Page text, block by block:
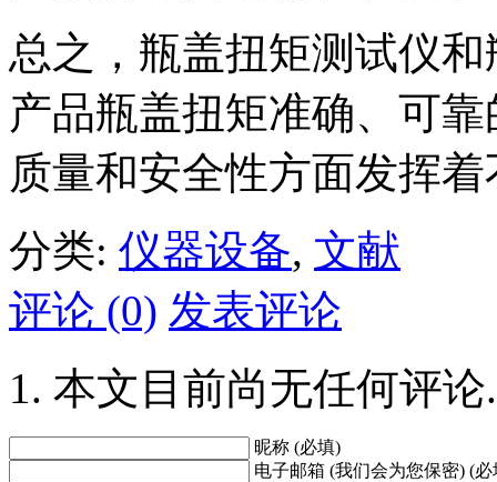
总之，瓶盖扭矩测试仪
产品瓶盖扭矩准确、可
质量和安全性方面发挥
分类: 仪器设备, 文献
评论 (0) 发表评论
本文目前尚无任何评论.
昵称 (必填)
电子邮箱 (我们会为您保密) (必